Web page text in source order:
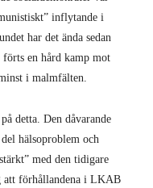
inflytande i
har det ända sedan
förts en hård kamp mot
i malmfälten.
detta. Den dåvarande
hälsoproblem och
med den tidigare
att förhållandena i LKAB